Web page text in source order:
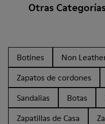
Otras Categorías
Botines Non
Zapatos de cordones
Sandalias
Botas
Zapatillas de Casa